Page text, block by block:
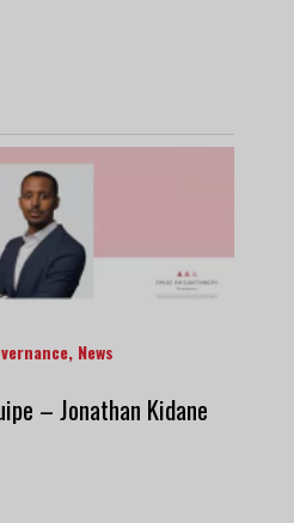
, News
– Jonathan Kidane